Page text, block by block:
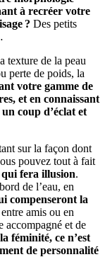
à recréer votre
? Des petits
texture de la peau
perte de poids, la
votre gamme de
et en connaissant
coup d’éclat et
sur la façon dont
pouvez tout à fait
fera illusion.
de l’eau, en
compenseront la
amis ou en
accompagné et de
la féminité, ce n’est
de personnalité